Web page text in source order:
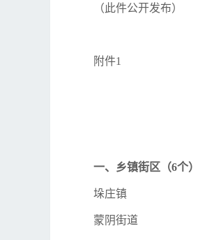
（此件公开发布）
附件1
一、乡镇街区（6个）
垛庄镇
蒙阴街道